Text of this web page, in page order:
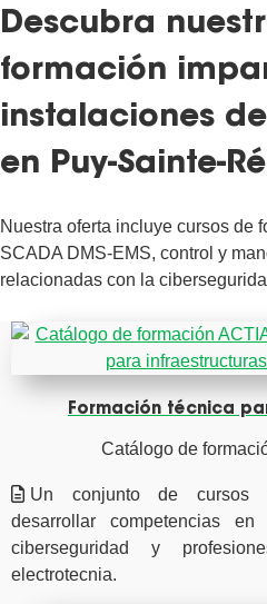
Descubra
formación
instalaciones de
en Puy-Sainte-
Nuestra oferta incluye cursos de
SCADA DMS-EMS, control y
relacionadas con la
Formación técnica
Catálogo de
Un conjunto de cursos
desarrollar competencias en
ciberseguridad y
electrotecnia.